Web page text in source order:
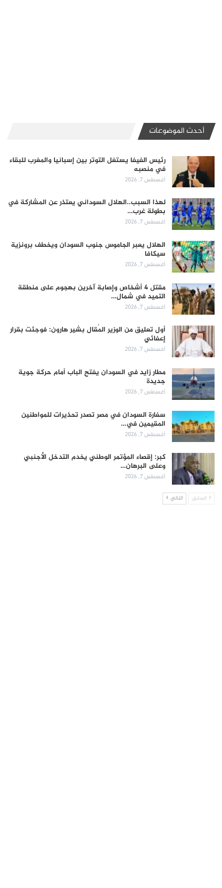
أحدث الموضوعات
رئيس الفيفا يستغل التوتر بين إسبانيا والمغرب للبقاء
في منصبه
أغسطس 7, 2026
لهذا السبب..الهلال السوداني يعتذر عن المشاركة في
بطولة غرب…
أغسطس 7, 2026
الهلال يعبر الجاموس جنوب السودان ويخطف برونزية
سيكافا
أغسطس 7, 2026
مقتل 4 أشخاص وإصابة آخرين بهجوم على منطقة
التميد في شمال…
أغسطس 7, 2026
أول تعليق من الوزير المُقال بشير هارون: فوجئت بقرار
إعفائي
أغسطس 7, 2026
مطار زايد في السودان يفتح الباب أمام حركة جوية
جديدة
أغسطس 7, 2026
سفارة السودان في مصر تصدر تحذيرات للمواطنين
المقيمين في…
أغسطس 7, 2026
كبر: إقصاء المؤتمر الوطني يخدم التدخل الأجنبي
وعلى البرهان…
أغسطس 7, 2026
السابق التالي